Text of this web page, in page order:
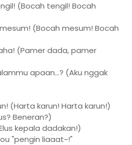
(Bocah tengil! Bocah
(Bocah mesum! Bocah
(Pamer dada, pamer
apaan...? (Aku nggak
(Harta karun! Harta karun!)
Beneran?)
kepala dadakan!)
"pengin liaaat~!"